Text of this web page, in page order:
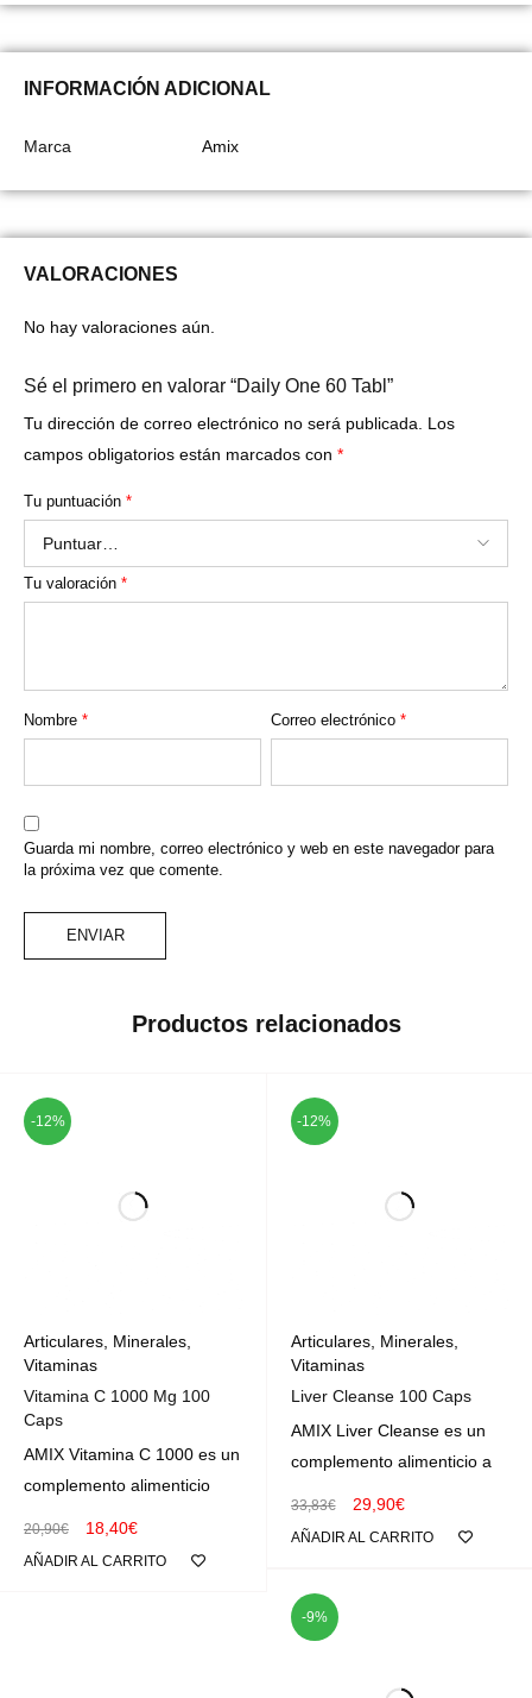
INFORMACIÓN ADICIONAL
Marca Amix
VALORACIONES
No hay valoraciones aún.
Sé el primero en valorar “Daily One 60 Tabl”
Tu dirección de correo electrónico no será publicada.
Los
campos obligatorios están marcados con *
Tu puntuación *
Tu valoración *
Nombre * Correo electrónico*
Guarda mi nombre, correo electrónico y web en este navegador para
la próxima vez que comente.
Productos relacionados
-12%
Articulares, Minerales,
Vitaminas
Vitamina C 1000 Mg 100
Caps
AMIX Vitamina C 1000 es un
complemento alimenticio
20,90€ 18,40€
AÑADIR AL CARRITO
-12%
Articulares, Minerales,
Vitaminas
Liver Cleanse 100 Caps
AMIX Liver Cleanse es un
complemento alimenticio a
33,83€ 29,90€
AÑADIR AL CARRITO
-9%